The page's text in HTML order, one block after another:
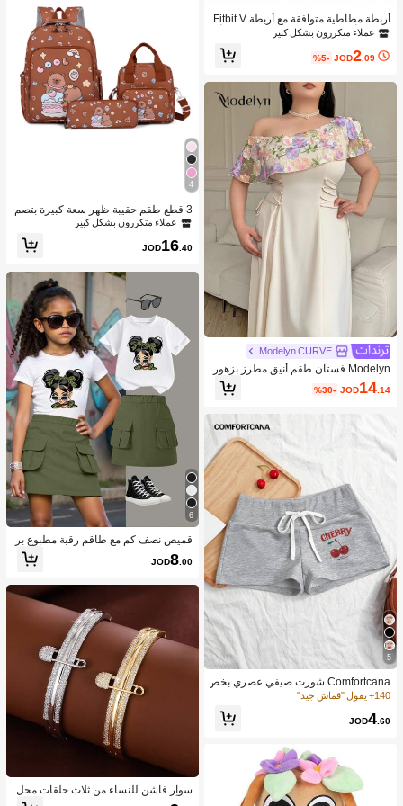
أربطة مطاطية متوافقة مع أربطة Fitbit V
بطة ساعة ذكية من نايلون ناعم ل- Fitbit
عملاء متكررون بشكل كبير
JOD2 .09
%5-
Modelyn CURVE
Modelyn فستان طقم أنيق مطرز بزهور
بخامة إضافية مع ياقة غير متماثلة الحجم
JOD14.14
%30-
5
Comfortcana شورت صيفي عصري بخص
ر بسحاب رسمة الكرز الرقيق
140+ يقول "قماش جيد"
JOD4.60
4
3 قطع طقم حقيبة ظهر سعة كبيرة بتصم
يم كابيبارا الكرتوني الجميل، مناسبة للمد
عملاء متكررون بشكل كبير
JOD16.40
6
قميص نصف كم مع طاقم رقبة مطبوع بر
سمة فتاة بسيطة ولطيفة مع تنورة كارك
و، ملابس صيفية عادية
JOD8.00
سوار فاشن للنساء من ثلاث حلقات محل
ى بأحجار زركونية قطعة واحدة